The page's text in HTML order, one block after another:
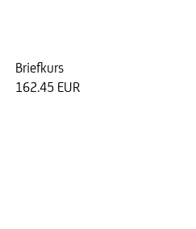
Briefkurs
162.45 EUR